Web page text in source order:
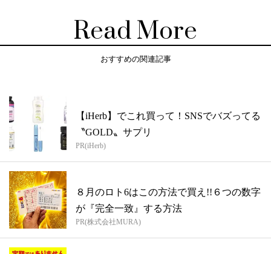
Read More
おすすめの関連記事
【iHerb】でこれ買って！SNSでバズってる
〝GOLD〟サプリ
PR(iHerb)
８月のロト6はこの方法で買え!!６つの数字
が『完全一致』する方法
PR(株式会社MURA)